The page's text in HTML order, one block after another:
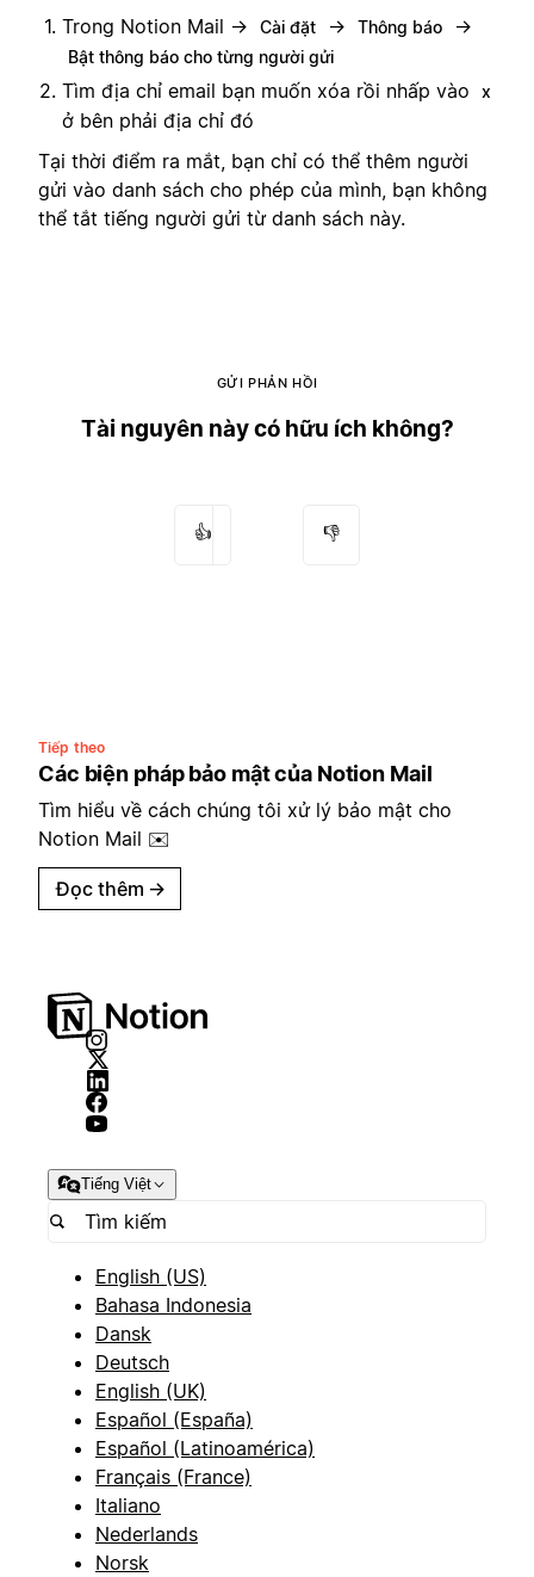
Trong Notion Mail →
Cài đặt → Thông báo →
Bật thông báo cho từng người gửi
Tìm địa chỉ email bạn muốn xóa rồi nhấp vào x
ở bên phải địa chỉ đó
Tại thời điểm ra mắt, bạn chỉ có thể thêm người
gửi vào danh sách cho phép của mình, bạn không
thể tắt tiếng người gửi từ danh sách này.
GỬI PHẢN HỒI
Tài nguyên này có hữu ích không?
👍 👎
Tiếp theo
Các biện pháp bảo mật của Notion Mail
Tìm hiểu về cách chúng tôi xử lý bảo mật cho
Notion Mail ✉️
Đọc thêm →
Tiếng Việt
English (US)
Bahasa Indonesia
Dansk
Deutsch
English (UK)
Español (España)
Español (Latinoamérica)
Français (France)
Italiano
Nederlands
Norsk